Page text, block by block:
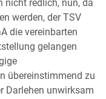
nicht redlich, nun, da
werden, der TSV
die vereinbarten
gelangen
übereinstimmend zu
Darlehen unwirksam